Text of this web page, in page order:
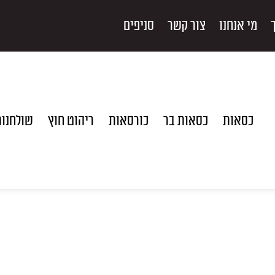
מי אנחנו צור קשר סניפים
כסאות כסאות בר כורסאות ריהוט חוץ